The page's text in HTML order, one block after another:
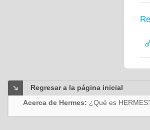
Regresar a la página inicial
Acerca de Hermes: ¿Qué es